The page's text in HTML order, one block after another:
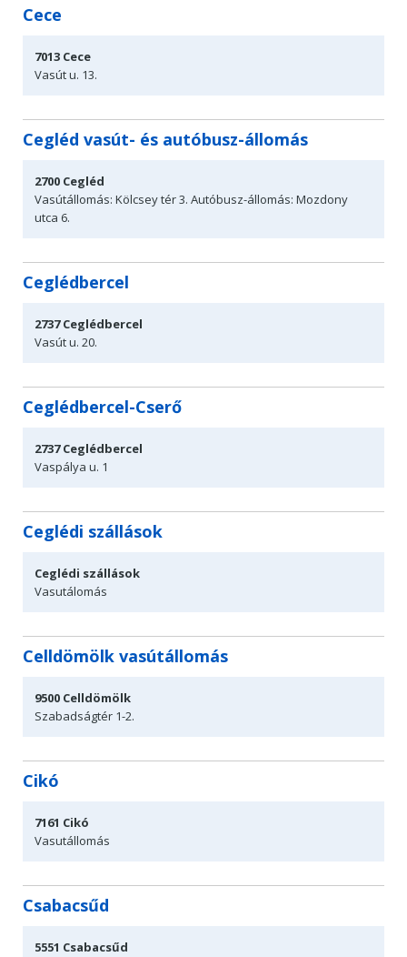
Cece
7013 Cece
Vasút u. 13.
Cegléd vasút- és autóbusz-állomás
2700 Cegléd
Vasútállomás: Kölcsey tér 3. Autóbusz-állomás: Mozdony
utca 6.
Ceglédbercel
2737Ceglédbercel
Vasút u. 20.
Ceglédbercel-Cserő
2737Ceglédbercel
Vaspálya u. 1
Ceglédi szállások
Ceglédi szállások
Vasutálomás
Celldömölk vasútállomás
9500 Celldömölk
Szabadságtér 1-2.
Cikó
7161 Cikó
Vasutállomás
Csabacsűd
5551 Csabacsűd